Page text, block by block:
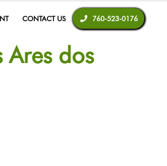
CONTACT US 760-523-0176
Ares dos